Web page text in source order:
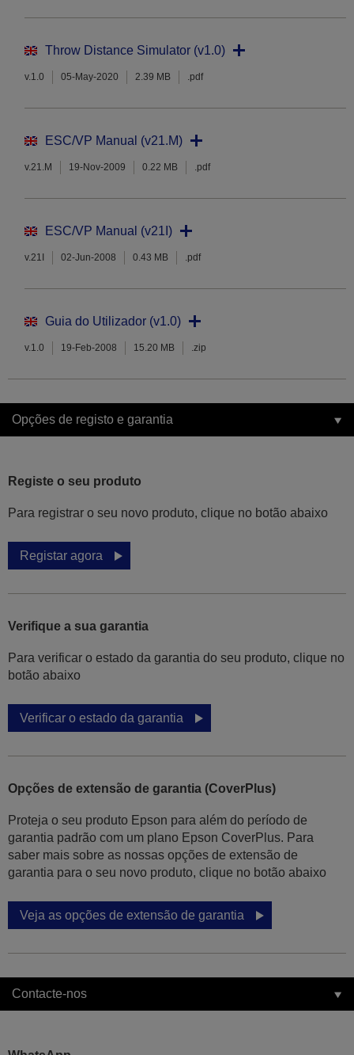
Throw Distance Simulator (v1.0)
v.1.0 05-May-2020 2.39 MB .pdf
ESC/VP Manual (v21.M)
v.21.M 19-Nov-2009 0.22 MB .pdf
ESC/VP Manual (v21I)
v.21I 02-Jun-2008 0.43 MB .pdf
Guia do Utilizador (v1.0)
v.1.0 19-Feb-2008 15.20 MB .zip
Opções de registo e garantia
Registe o seu produto
Para registrar o seu novo produto, clique no botão abaixo
Registar agora
Verifique a sua garantia
Para verificar o estado da garantia do seu produto, clique no
botão abaixo
Verificar o estado da garantia
Opções de extensão de garantia (CoverPlus)
Proteja o seu produto Epson para além do período de
garantia padrão com um plano Epson CoverPlus. Para
saber mais sobre as nossas opções de extensão de
garantia para o seu novo produto, clique no botão abaixo
Veja as opções de extensão de garantia
Contacte-nos